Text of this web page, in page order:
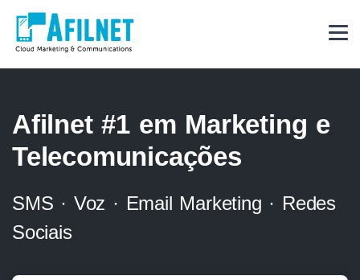
Afilnet#1 em Marketing e
Telecomunicações
SMS · Voz · Email Marketing · Redes
Sociais